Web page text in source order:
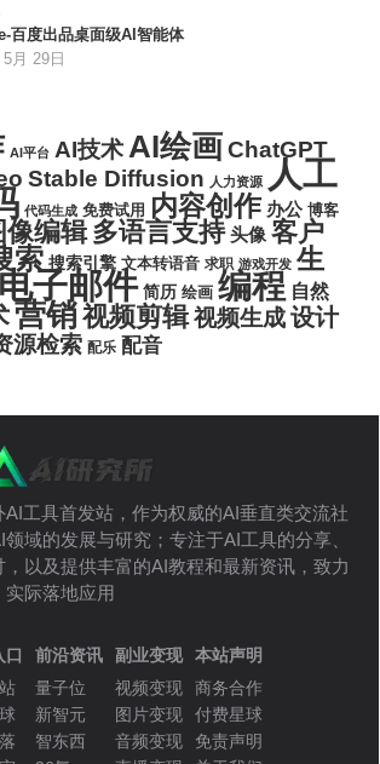
百度出品桌面级AI智能体
月 29日
AI平台 AI技术AI绘画ChatGPT
Stable Diffusion 人力资源 人工
代码生成 免费试用 内容创作 办公 博客
像编辑 多语言支持 头像 客户
索 搜索引擎 文本转语音 求职 游戏开发 生
子邮件 简历 绘画 编程 自然
营销视频剪辑视频生成设计
源检索 配乐 配音
工具首发站，作为权威的AI垂直类交流社
域的发展与研究；专注于AI工具的分享、
以及提供丰富的AI教程和最新资讯，致力
际落地应用
口
前沿资讯
量子位
新智元
智东西
副业变现
视频变现
图片变现
音频变现
本站声明
商务合作
付费星球
免责声明